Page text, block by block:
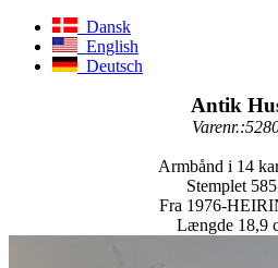
Dansk
English
Deutsch
Antik
Armbånd i 14
Stemplet
Fra 1976-
Længde 18,9